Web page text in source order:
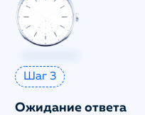
Шаг 3
Ожидание ответа